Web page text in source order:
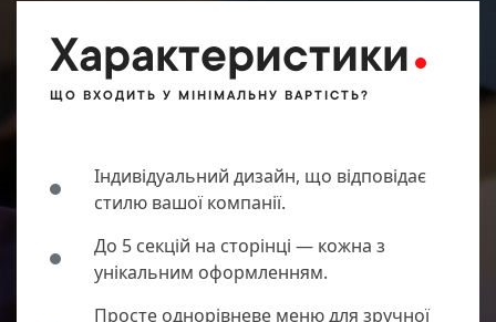
Характеристики
ЩО ВХОДИТЬ У МІНІМАЛЬНУ ВАРТІСТЬ?
Індивідуальний дизайн, що відповідає
стилю вашої компанії.
До 5 секцій на сторінці — кожна з
унікальним оформленням.
Просте однорівневе меню для зручної